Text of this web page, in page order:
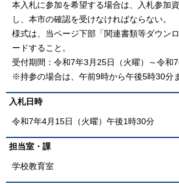
本入札に参加を希望する場合は、入札参加
し、本市の確認を受けなければならない。
様式は、当ページ下部「関連書類等ダウン
ードすること。
受付期間：令和7年3月25日（火曜）～令和7
※持参の場合は、午前9時から午後5時30分
入札日時
令和7年4月15日（火曜）午後1時30分
担当室・課
学校教育室